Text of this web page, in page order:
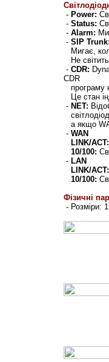
- Power:
- Status:
- Alarm:
- SIP Trunk:
Мигає,
Не
- CDR:
CDR
програму
Це стан
- NET:
а якщо
- WAN
LINK/ACT:
10/100:
- LAN
LINK/ACT:
10/100:
Фізичні
- Розміри: